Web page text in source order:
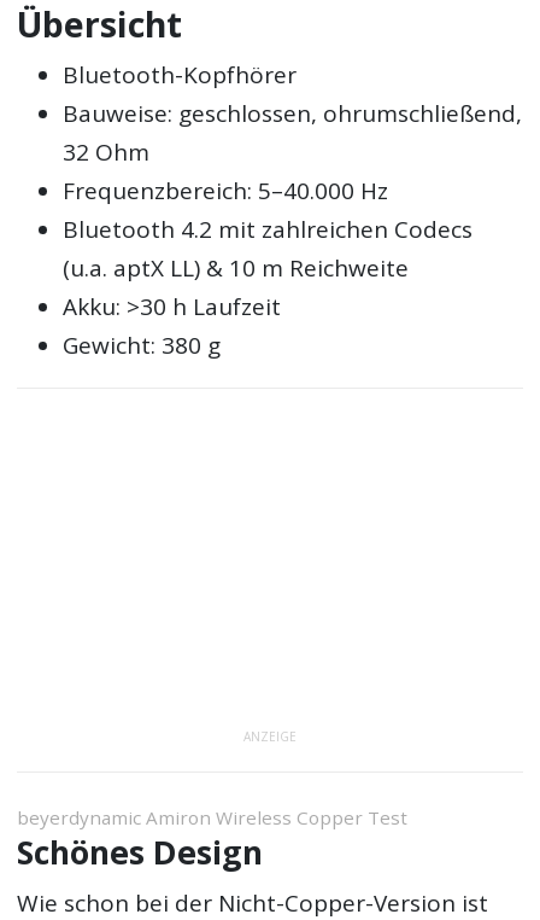
Übersicht
Bluetooth-Kopfhörer
Bauweise: geschlossen, ohrumschließend,
32 Ohm
Frequenzbereich: 5–40.000 Hz
Bluetooth 4.2 mit zahlreichen Codecs
(u.a. aptX LL) & 10 m Reichweite
Akku: >30 h Laufzeit
Gewicht: 380 g
ANZEIGE
beyerdynamic Amiron Wireless Copper Test
Schönes Design
Wie schon bei der Nicht-Copper-Version ist